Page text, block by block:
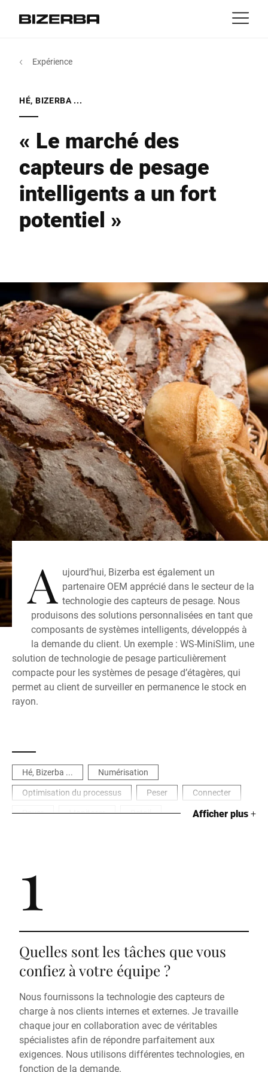
Expérience
Service
MyBizerba
Amérique
Australie
HÉ, BIZERBA ...
« Le marché des
capteurs de pesage
intelligents a un fort
potentiel »
A ujourd’hui, Bizerba est également un
partenaire OEM apprécié dans le secteur de la
technologie des capteurs de pesage. Nous
produisons des solutions personnalisées en tant que
composants de systèmes intelligents, développés à
la demande du client. Un exemple : WS-MiniSlim, une
solution de technologie de pesage particulièrement
compacte pour les systèmes de pesage d’étagères, qui
permet au client de surveiller en permanence le stock en
rayon.
Hé, Bizerba ...
Numérisation
Optimisation du processus
Peser
Connecter
Payer
Monitorer Retail Afficher plus+
Expérience
1
Quelles sont les tâches que vous
confiez à votre équipe ?
Nous fournissons la technologie des capteurs de
charge à nos clients internes et externes. Je travaille
chaque jour en collaboration avec de véritables
spécialistes afin de répondre parfaitement aux
exigences. Nous utilisons différentes technologies, en
fonction de la demande.